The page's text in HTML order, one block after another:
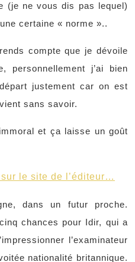
(je ne vous dis pas lequel)
certaine « norme »..
compte que je dévoile
personnellement j’ai bien
justement car on est
sans savoir.
et ça laisse un goût
le site de l’éditeur…
dans un futur proche.
chances pour Idir, qui a
l’examinateur
nationalité britannique.